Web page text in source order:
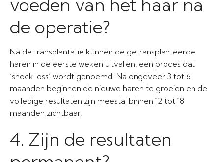
voeden van het haar na
de operatie?
Na de transplantatie kunnen de getransplanteerde
haren in de eerste weken uitvallen, een proces dat
‘shock loss’ wordt genoemd. Na ongeveer 3 tot 6
maanden beginnen de nieuwe haren te groeien en de
volledige resultaten zijn meestal binnen 12 tot 18
maanden zichtbaar.
4. Zijn de resultaten